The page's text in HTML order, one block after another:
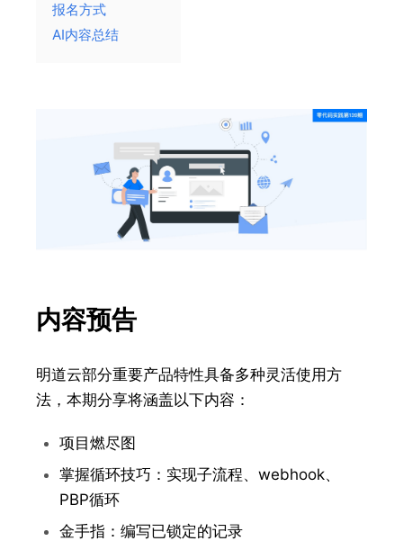
报名方式
AI内容总结
内容预告
明道云部分重要产品特性具备多种灵活使用方
法，本期分享将涵盖以下内容：
项目燃尽图
掌握循环技巧：实现子流程、webhook、
PBP循环
金手指：编写已锁定的记录